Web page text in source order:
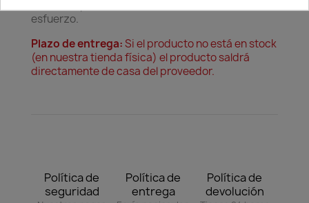
esfuerzo.
Plazo de entrega:Si el producto no está en stock
(en nuestra tienda física) el producto saldrá
directamente de casa del proveedor.
Política de
seguridad
Política de
entrega
Política de
devolución